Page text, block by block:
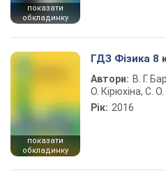
показати
обкладинку
показати
обкладинку
ГДЗ Фізика 8
Автори: В. Г.
О. Кірюхіна, С.
Рік: 2016